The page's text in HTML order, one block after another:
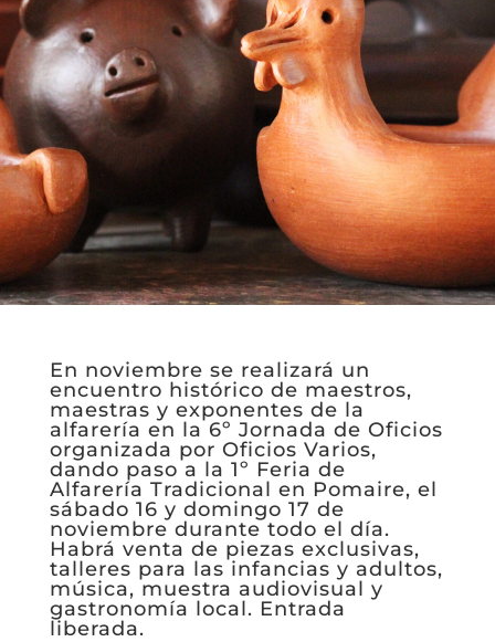
En noviembre se realizará un
encuentro histórico de maestros,
maestras y exponentes de la
alfarería en la 6º Jornada de Oficios
organizada por Oficios Varios,
dando paso a la 1º Feria de
Alfarería Tradicional en Pomaire, el
sábado 16 y domingo 17 de
noviembre durante todo el día.
Habrá venta de piezas exclusivas,
talleres para las infancias y adultos,
música, muestra audiovisual y
gastronomía local. Entrada
liberada.